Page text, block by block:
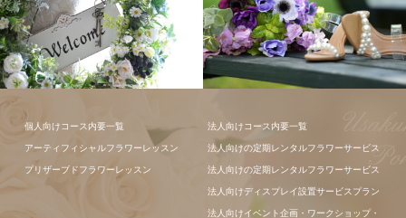
ンジメント
個人向けコース内要一覧
アーティフィシャルフラワーレッスン
プリザーブドフラワーレッスン
法人向けコース内要一覧
法人向けの定期レンタルフラワーサービス
法人向けの定期レンタルフラワーサービス
法人向けディスプレイ設置サービスプラン
法人向けイベント企画・ワークショップ・